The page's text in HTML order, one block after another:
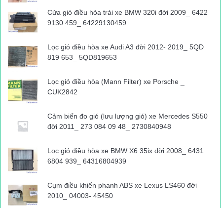
Cửa gió điều hòa trái xe BMW 320i đời 2009_ 6422
9130 459_ 64229130459
Lọc gió điều hòa xe Audi A3 đời 2012- 2019_ 5QD
819 653_ 5QD819653
Lọc gió điều hòa (Mann Filter) xe Porsche _
CUK2842
Cảm biến đo gió (lưu lượng gió) xe Mercedes S550
đời 2011_ 273 084 09 48_ 2730840948
Lọc gió điều hòa xe BMW X6 35ix đời 2008_ 6431
6804 939_ 64316804939
Cụm điều khiển phanh ABS xe Lexus LS460 đời
2010_ 04003- 45450